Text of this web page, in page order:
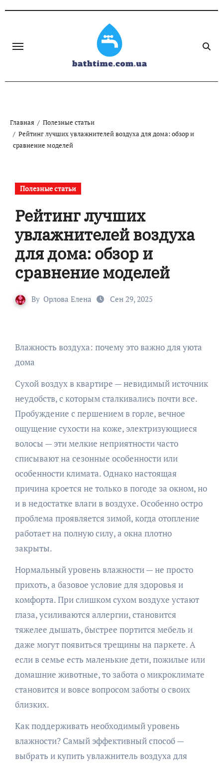
Главная
Полезные статьи
Рейтинг лучших увлажнителей воздуха для дома: обзор и
сравнение моделей
Полезные статьи
Рейтинг лучших
увлажнителей воздуха
для дома: обзор и
сравнение моделей
By Орлова Елена Сен 29, 2025
Влажность воздуха: почему это важно для уюта
дома
Сухой воздух в квартире — невидимый источник
неудобств, с которым сталкивались почти все.
Пробуждение с першением в горле, вечное
ощущение сухости на коже, электризующиеся
волосы — эти мелкие неприятности часто
списывают на сезонные особенности или
особенности климата. Однако настоящая
причина кроется не только в погоде за окном, но
и в недостатке влаги в воздухе. Особенно остро
проблема проявляется зимой, когда отопление
работает на полную силу, а окна плотно
закрыты.
Нормальный уровень влажности — не просто
прихоть, а базовое условие для здоровья и
комфорта. При слишком сухом воздухе устают
глаза, усиливаются аллергии, становится
тяжелее дышать, быстрее портится мебель и
даже могут появиться трещины на паркете. А
если в семье есть маленькие дети, пожилые или
домашние животные, то забота о микроклимате
становится и вовсе вопросом заботы о своих
близких.
Как поддерживать необходимый уровень
влажности? Самый эффективный способ —
выбрать и купить увлажнитель воздуха для